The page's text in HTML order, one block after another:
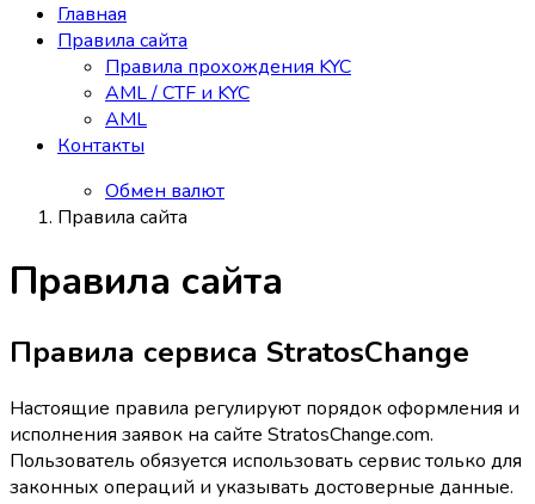
Главная
Правила сайта
Правила прохождения KYC
AML / CTF и KYC
AML
Контакты
Обмен валют
Правила сайта
Правила сайта
Правила сервиса StratosChange
Настоящие правила регулируют порядок оформления и
исполнения заявок на сайте StratosChange.com.
Пользователь обязуется использовать сервис только для
законных операций и указывать достоверные данные.